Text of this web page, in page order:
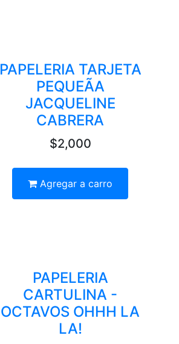
PAPELERIA TARJETA
PEQUEÃA
JACQUELINE
CABRERA
$2,000
Agregar a carro
PAPELERIA
CARTULINA -
OCTAVOS OHHH LA
LA!